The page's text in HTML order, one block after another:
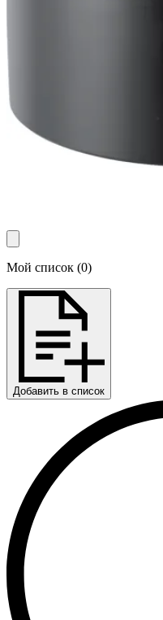
Мой список (0)
Добавить в список